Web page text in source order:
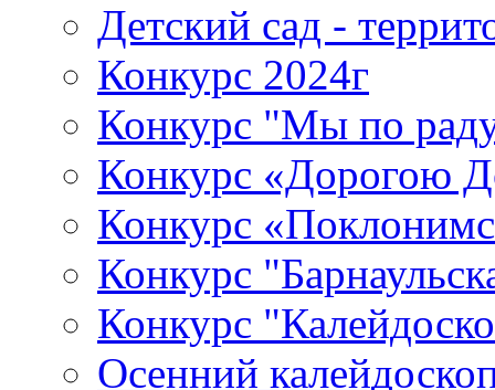
Детский сад -
Конкурс 2024г
Конкурс "Мы по
Конкурс «Дорогою
Конкурс
Конкурс
Конкурс
Осенний